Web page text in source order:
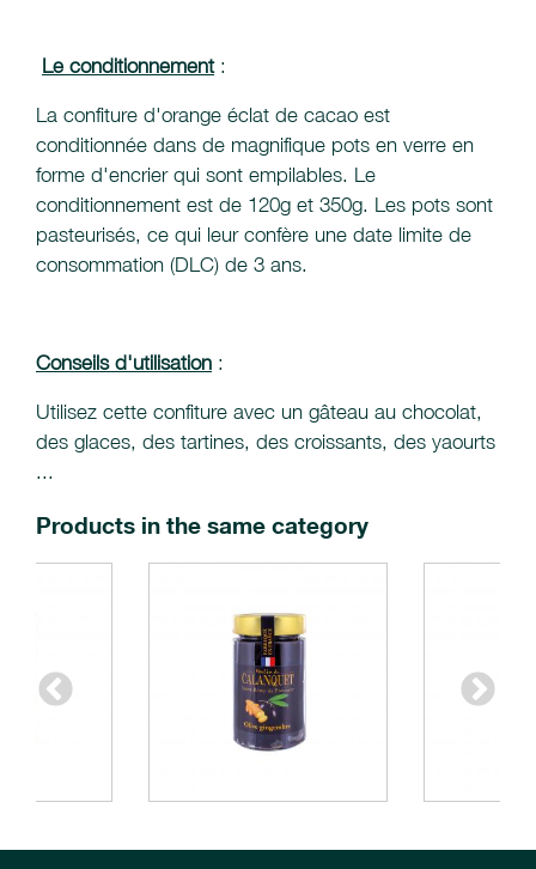
Le conditionnement:
La confiture d'orange éclat de cacao est
conditionnée dans de magnifique pots en verre en
forme d'encrier qui sont empilables. Le
conditionnement est de 120g et 350g. Les pots sont
pasteurisés, ce qui leur confère une date limite de
consommation (DLC) de 3 ans.
Conseils d'utilisation :
Utilisez cette confiture avec un gâteau au chocolat,
des glaces, des tartines, des croissants, des yaourts
...
Products in the same category